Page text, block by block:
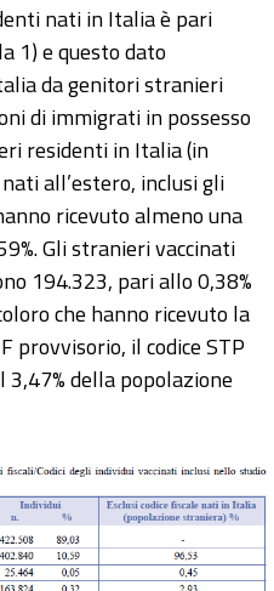
nati in Italia è pari
1) e questo dato
da genitori stranieri
di immigrati in possesso
residenti in Italia (in
all’estero, inclusi gli
ricevuto almeno una
Gli stranieri vaccinati
194.323, pari allo 0,38%
che hanno ricevuto la
provvisorio, il codice STP
3,47% della popolazione